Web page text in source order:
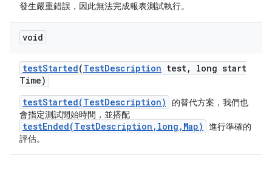
發生嚴重錯誤，因此無法完成報表測試執行。
void
testStarted(TestDescription test,
long start
Time)
testStarted(TestDescription)
的替代方案，我們也
會指定測試開始時間，並搭配
testEnded(TestDescription,long,Map)
進行準確的
評估。